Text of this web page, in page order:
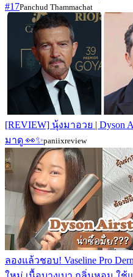
#17Panchud Thammachat
[REVIEW] นุ้งมาอวย | Dyson
มาดู 👀✨paniixreview
ลองแล้วชอบ! Vaseline Pro